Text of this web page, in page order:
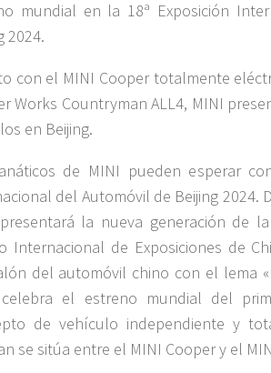
mundial en la 18ª Exposición
2024.
con el MINI Cooper totalmente
Works Countryman ALL4, MINI
en Beijing.
de MINI pueden esperar
del Automóvil de Beijing 2024.
la nueva generación de
Internacional de Exposiciones de
del automóvil chino con el lema
el estreno mundial del
de vehículo independiente y
se sitúa entre el MINI Cooper y el